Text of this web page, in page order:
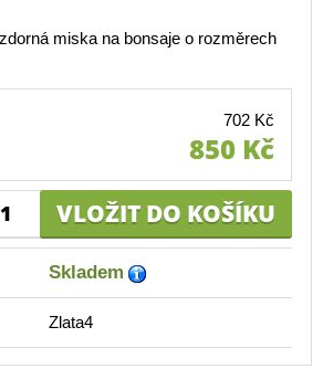
miska na bonsaje o rozměrech
702 Kč
850 Kč
Skladem
Zlata4